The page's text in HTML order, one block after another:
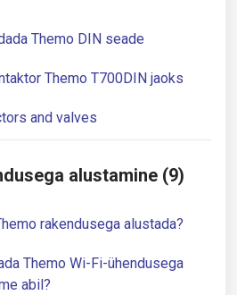
Themo DIN seade
Themo T700DIN jaoks
and valves
alustamine (9)
rakendusega alustada?
Themo Wi-Fi-ühendusega
abil?